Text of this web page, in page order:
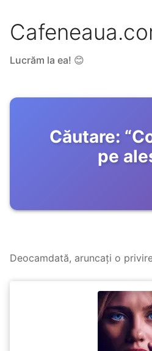
Lucrăm la ea! 😊
Căutare: “
pe
Deocamdată, aruncați o